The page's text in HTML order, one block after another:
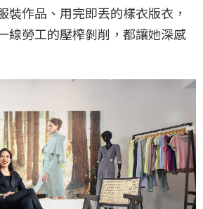
裝作品、用完即丟的樣衣版衣，
線勞工的壓榨剝削，都讓她深感